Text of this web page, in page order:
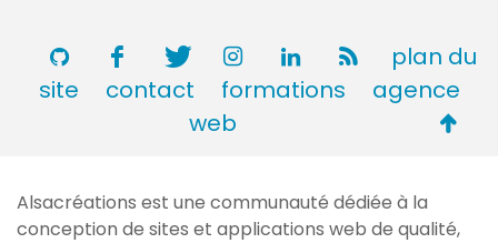
plan du
site
contact formations
agence
web
de
Alsacréations est une communauté dédiée à la
conception de sites et applications web de qualité,